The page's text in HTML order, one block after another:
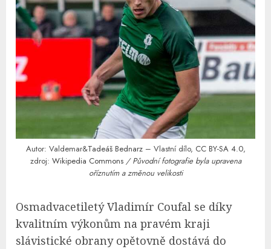
Autor: Valdemar&Tadeáš Bednarz– Vlastní dílo, CC BY-SA 4.0,
zdroj: Wikipedia Commons / Původní fotografie byla upravena
oříznutím a změnou velikosti
Osmadvacetiletý Vladimír Coufal se díky
kvalitním výkonům na pravém kraji
slávistické obrany opětovně dostává do